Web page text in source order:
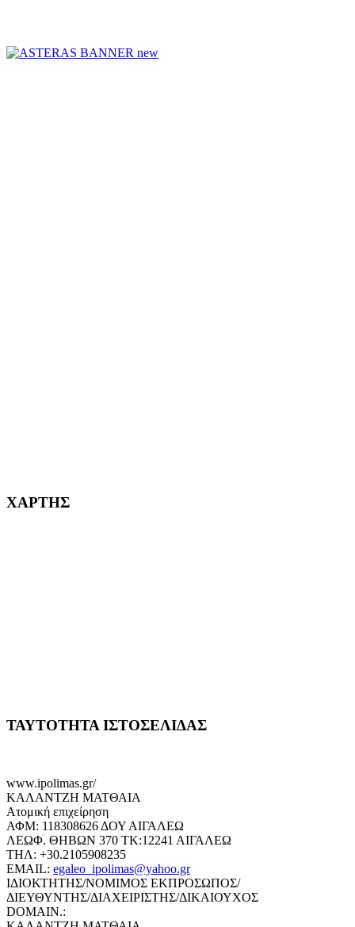
ΧΑΡΤΗΣ
ΤΑΥΤΟΤΗΤΑ ΙΣΤΟΣΕΛΙΔΑΣ
www.ipolimas.gr/
ΚΑΛΑΝΤΖΗ ΜΑΤΘΑΙΑ
Ατομική επιχείρηση
ΑΦΜ: 118308626 ΔΟΥ ΑΙΓΑΛΕΩ
ΛΕΩΦ. ΘΗΒΩΝ 370 ΤΚ:12241 ΑΙΓΑΛΕΩ
ΤΗΛ: +30.2105908235
EMAIL: egaleo_ipolimas@yahoo.gr
ΙΔΙΟΚΤΗΤΗΣ/ΝΟΜΙΜΟΣ ΕΚΠΡΟΣΩΠΟΣ/
ΔΙΕΥΘΥΝΤΗΣ/ΔΙΑΧΕΙΡΙΣΤΗΣ/ΔΙΚΑΙΟΥΧΟΣ
DOMAIN.: